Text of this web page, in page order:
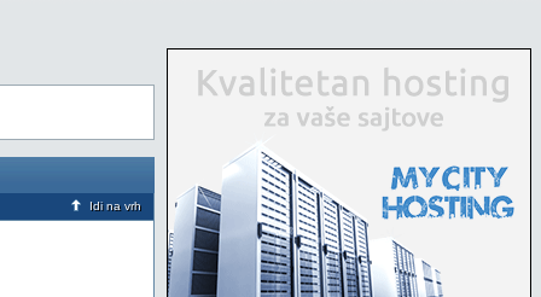
Idi na vrh